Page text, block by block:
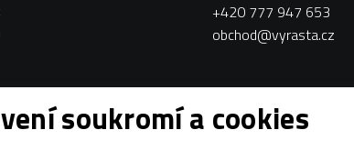
+420 777 947 653
obchod@vyrasta.cz
soukromí a cookies